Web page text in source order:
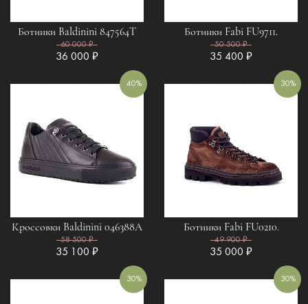
Ботинки Baldinini 847564T
60 000 ₽
36 000 ₽
Ботинки Fabi FU9711.
50 500 ₽
35 400 ₽
40%
Кроссовки Baldinini 046388A
58 500 ₽
35 100 ₽
30%
Ботинки Fabi FU0210.
49 900 ₽
35 000 ₽
30% 30%